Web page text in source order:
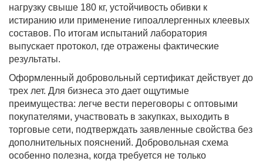
нагрузку свыше 180 кг, устойчивость обивки к
истиранию или применение гипоаллергенных клеевых
составов. По итогам испытаний лаборатория
выпускает протокол, где отражены фактические
результаты.
Оформленный добровольный сертификат действует до
трех лет. Для бизнеса это дает ощутимые
преимущества: легче вести переговоры с оптовыми
покупателями, участвовать в закупках, выходить в
торговые сети, подтверждать заявленные свойства без
дополнительных пояснений. Добровольная схема
особенно полезна, когда требуется не только